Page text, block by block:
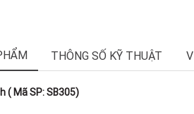
THÔNG SỐ KỸ THUẬT
( Mã SP: SB305)